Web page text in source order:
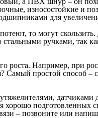
износостойкие и
для
то могут
ручками, так
роста. Например, при
простой способ –
хорошо подготовленных
– позвоните или